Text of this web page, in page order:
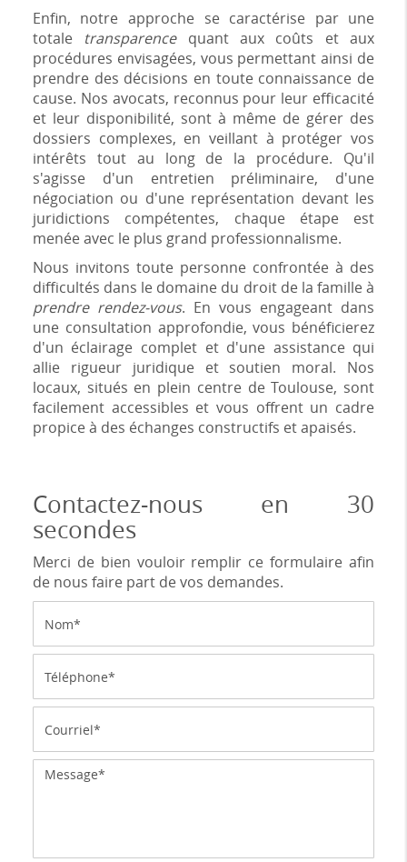
Enfin, notre approche se caractérise par une
totale transparencequant aux coûts et aux
procédures envisagées, vous permettant ainsi de
prendre des décisions en toute connaissance de
cause. Nos avocats, reconnus pour leur efficacité
et leur disponibilité, sont à même de gérer des
dossiers complexes, en veillant à protéger vos
intérêts tout au long de la procédure. Qu'il
s'agisse d'un entretien préliminaire, d'une
négociation ou d'une représentation devant les
juridictions compétentes, chaque étape est
menée avec le plus grand professionnalisme.
Nous invitons toute personne confrontée à des
difficultés dans le domaine du droit de la famille à
prendre rendez-vous. En vous engageant dans
une consultation approfondie, vous bénéficierez
d'un éclairage complet et d'une assistance qui
allie rigueur juridique et soutien moral. Nos
locaux, situés en plein centre de Toulouse, sont
facilement accessibles et vous offrent un cadre
propice à des échanges constructifs et apaisés.
Contactez-nous en 30
secondes
Merci de bien vouloir remplir ce formulaire afin
de nous faire part de vos demandes.